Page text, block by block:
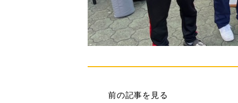
前の記事を見る